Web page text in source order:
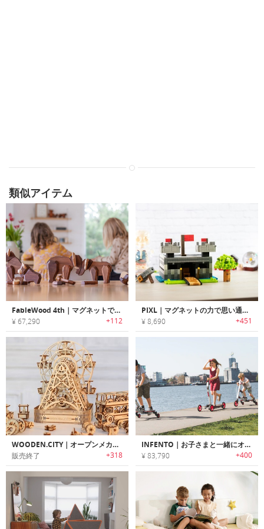
類似アイテム
FableWood 4th｜マグネットで組み立て可能な木製アニマルトイ「フェイブルウッド4th」
¥ 67,290 +112
PIXL｜マグネットの力で思い通りに組み立て可能なアートブロック「ピクセル」
¥ 8,690 +451
WOODEN.CITY｜オープンメカニズムを搭載した秘密のコインボックス付き木製コンストラクション3Dパズルセット
販売終了 +318
INFENTO｜お子さまと一緒にオリジナルの乗り物が組み立て可能なビルドキット「インフェント」
¥ 83,790 +400